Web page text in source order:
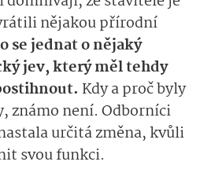
nějakou přírodní
se jednat o nějaký
jev, který měl tehdy
Kdy a proč byly
známo není. Odborníci
určitá změna, kvůli
svou funkci.